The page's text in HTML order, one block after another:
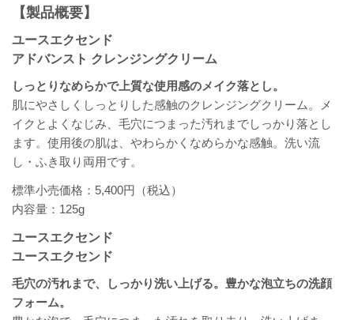
【製品概要】
ユースエクセンド
アドバンスト クレンジングクリーム
しっとりなめらかで上質な使用感のメイク落とし。
肌にやさしくしっとりした感触のクレンジングクリーム。メ
イクとよくなじみ、毛穴につまった汚れまでしっかり落とし
ます。使用後の肌は、やわらかくなめらかな感触。洗い流
し・ふき取り両用です。
標準小売価格：5,400円（税込）
内容量：125g
ユースエクセンド
ユースエクセンド
毛穴の汚れまで、しっかり洗い上げる。豊かな泡立ちの洗顔
フォーム。